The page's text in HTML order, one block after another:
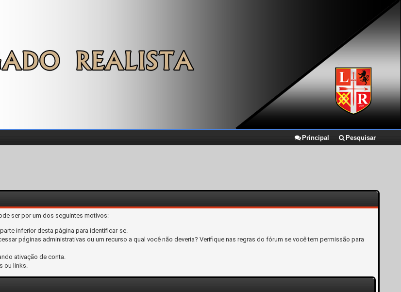
Principal Pesquisar
ser por um dos seguintes motivos:
inferior desta página para identificar-se.
páginas administrativas ou um recurso a qual você não deveria? Verifique nas regras do fórum se você tem permissão para
ativação de conta.
ou links.